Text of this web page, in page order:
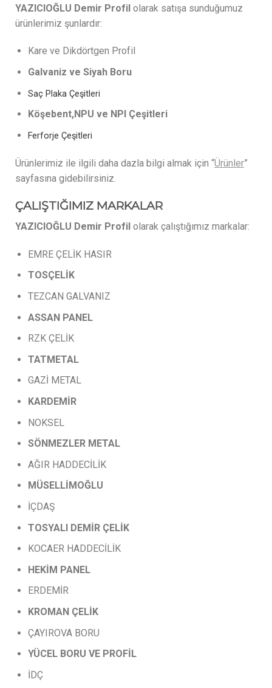
YAZICIOĞLU Demir Profil olarak satışa sunduğumuz
ürünlerimiz şunlardır:
Kare ve Dikdörtgen Profil
Galvaniz ve Siyah Boru
Saç Plaka Çeşitleri
Köşebent,NPU ve NPI Çeşitleri
Ferforje Çeşitleri
Ürünlerimiz ile ilgili daha dazla bilgi almak için “Ürünler”
sayfasına gidebilirsiniz.
ÇALIŞTIĞIMIZ MARKALAR
YAZICIOĞLU Demir Profil olarak çalıştığımız markalar:
EMRE ÇELİK HASIR
TOSÇELİK
TEZCAN GALVANIZ
ASSAN PANEL
RZK ÇELİK
TATMETAL
GAZİ METAL
KARDEMİR
NOKSEL
SÖNMEZLER METAL
AĞIR HADDECİLİK
MÜSELLİMOĞLU
İÇDAŞ
TOSYALI DEMİR ÇELİK
KOCAER HADDECİLİK
HEKİM PANEL
ERDEMİR
KROMAN ÇELİK
ÇAYIROVA BORU
YÜCEL BORU VE PROFİL
İDÇ